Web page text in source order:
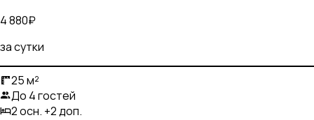
4 880₽
за сутки
25 м²
До 4 гостей
2 осн. +2 доп.